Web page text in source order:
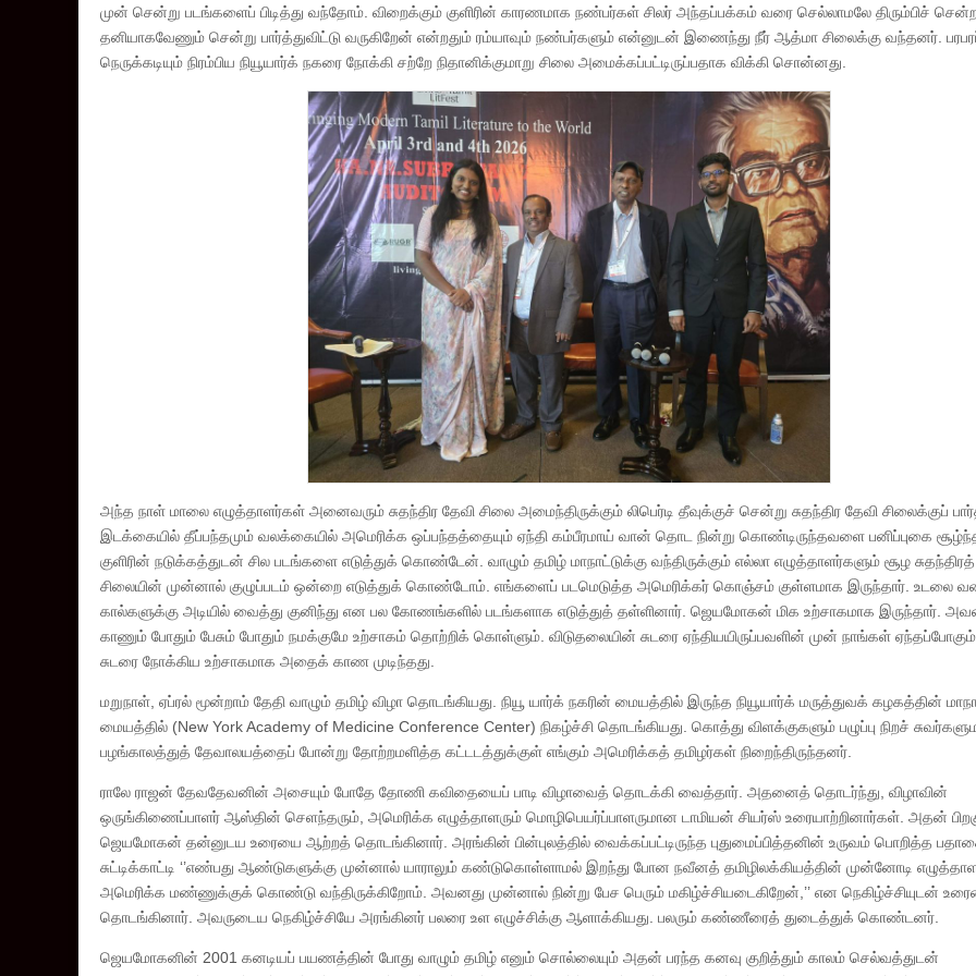
முன் சென்று படங்களைப் பிடித்து வந்தோம். விறைக்கும் குளிரின் காரணமாக நண்பர்கள் சிலர் அந்தப்பக்கம் வரை செல்லாமலே திரும்பிச்
தனியாகவேணும் சென்று பார்த்துவிட்டு வருகிறேன் என்றதும் ரம்யாவும் நண்பர்களும் என்னுடன் இணைந்து நீர் ஆத்மா சிலைக்கு வந்தனர்.
நெருக்கடியும் நிரம்பிய நியூயார்க் நகரை நோக்கி சற்றே நிதானிக்குமாறு சிலை அமைக்கப்பட்டிருப்பதாக விக்கி சொன்னது.
அந்த நாள் மாலை எழுத்தாளர்கள் அனைவரும் சுதந்திர தேவி சிலை அமைந்திருக்கும் லிபெர்டி தீவுக்குச் சென்று சுதந்திர தேவி சிலைக்குப்
இடக்கையில் தீப்பந்தமும் வலக்கையில் அமெரிக்க ஒப்பந்தத்தையும் ஏந்தி கம்பீரமாய் வான் தொட நின்று கொண்டிருந்தவளை பனிப்புகை
குளிரின் நடுக்கத்துடன் சில படங்களை எடுத்துக் கொண்டேன். வாழும் தமிழ் மாநாட்டுக்கு வந்திருக்கும் எல்லா எழுத்தாளர்களும் சூழ
சிலையின் முன்னால் குழுப்படம் ஒன்றை எடுத்துக் கொண்டோம். எங்களைப் படமெடுத்த அமெரிக்கர் கொஞ்சம் குள்ளமாக இருந்தார். உடலை
கால்களுக்கு அடியில் வைத்து குனிந்து என பல கோணங்களில் படங்களாக எடுத்துத் தள்ளினார். ஜெயமோகன் மிக உற்சாகமாக இருந்தார்.
காணும் போதும் பேசும் போதும் நமக்குமே உற்சாகம் தொற்றிக் கொள்ளும். விடுதலையின் சுடரை ஏந்தியயிருப்பவளின் முன் நாங்கள்
சுடரை நோக்கிய உற்சாகமாக அதைக் காண முடிந்தது.
மறுநாள், ஏப்ரல் மூன்றாம் தேதி வாழும் தமிழ் விழா தொடங்கியது. நியூ யார்க் நகரின் மையத்தில் இருந்த நியூயார்க் மருத்துவக் கழகத்தின்
மையத்தில் (New York Academy of Medicine Conference Center) நிகழ்ச்சி தொடங்கியது. கொத்து விளக்குகளும் பழுப்பு நிறச்
பழங்காலத்துத் தேவாலயத்தைப் போன்று தோற்றமளித்த கட்டடத்துக்குள் எங்கும் அமெரிக்கத் தமிழர்கள் நிறைந்திருந்தனர்.
ராலே ராஜன் தேவதேவனின் அசையும் போதே தோணி கவிதையைப் பாடி விழாவைத் தொடக்கி வைத்தார். அதனைத் தொடர்ந்து, விழாவின்
ஒருங்கிணைப்பாளர் ஆஸ்தின் செளந்தரும், அமெரிக்க எழுத்தாளரும் மொழிபெயர்ப்பாளருமான டாமியன் சியர்ஸ் உரையாற்றினார்கள். அதன்
ஜெயமோகன் தன்னுடய உரையை ஆற்றத் தொடங்கினார். அரங்கின் பின்புலத்தில் வைக்கப்பட்டிருந்த புதுமைப்பித்தனின் உருவம் பொறித்த
சுட்டிக்காட்டி ‘’எண்பது ஆண்டுகளுக்கு முன்னால் யாராலும் கண்டுகொள்ளாமல் இறந்து போன நவீனத் தமிழிலக்கியத்தின் முன்னோடி
அமெரிக்க மண்ணுக்குக் கொண்டு வந்திருக்கிறோம். அவனது முன்னால் நின்று பேச பெரும் மகிழ்ச்சியடைகிறேன்,’’ என நெகிழ்ச்சியுடன்
தொடங்கினார். அவருடைய நெகிழ்ச்சியே அரங்கினர் பலரை உள எழுச்சிக்கு ஆளாக்கியது. பலரும் கண்ணீரைத் துடைத்துக் கொண்டனர்.
ஜெயமோகனின் 2001 கனடியப் பயணத்தின் போது வாழும் தமிழ் எனும் சொல்லையும் அதன் பரந்த கனவு குறித்தும் காலம் செல்வத்துடன்